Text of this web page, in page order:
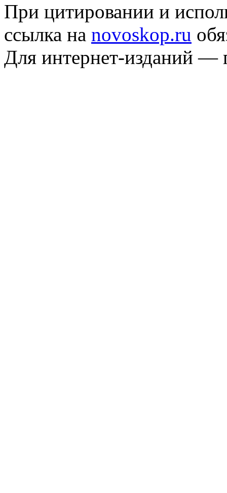
При цитировании и
ссылка на novoskop.ru
Для интернет-изданий —